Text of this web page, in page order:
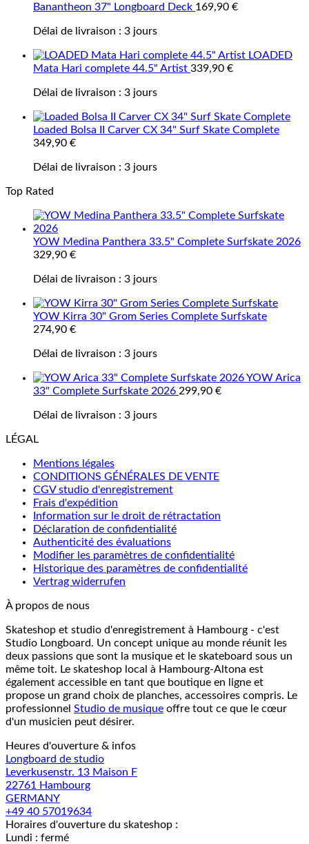
Banantheon 37" Longboard Deck 169,90 €
Délai de livraison : 3 jours
LOADED
Mata Hari complete 44.5" Artist 339,90 €
Délai de livraison : 3 jours
Loaded Bolsa II Carver CX 34" Surf Skate Complete
349,90 €
Délai de livraison : 3 jours
Top Rated
YOW Medina Panthera 33.5" Complete Surfskate 2026
329,90 €
Délai de livraison : 3 jours
YOW Kirra 30" Grom Series Complete Surfskate
274,90 €
Délai de livraison : 3 jours
YOW Arica
33" Complete Surfskate 2026 299,90 €
Délai de livraison : 3 jours
LÉGAL
Mentions légales
CONDITIONS GÉNÉRALES DE VENTE
CGV studio d'enregistrement
Frais d'expédition
Information sur le droit de rétractation
Déclaration de confidentialité
Authenticité des évaluations
Modifier les paramètres de confidentialité
Historique des paramètres de confidentialité
Vertrag widerrufen
À propos de nous
Skateshop et studio d'enregistrement à Hambourg - c'est
Studio Longboard. Un concept unique au monde réunit les
deux passions que sont la musique et le skateboard sous un
même toit. Le skateshop local à Hambourg-Altona est
également accessible en tant que boutique en ligne et
propose un grand choix de planches, accessoires compris. Le
professionnel Studio de musique offre tout ce que le cœur
d'un musicien peut désirer.
Heures d'ouverture & infos
Longboard de studio
Leverkusenstr. 13 Maison F
22761 Hambourg
GERMANY
+49 40 57019634
Horaires d'ouverture du skateshop :
Lundi : fermé